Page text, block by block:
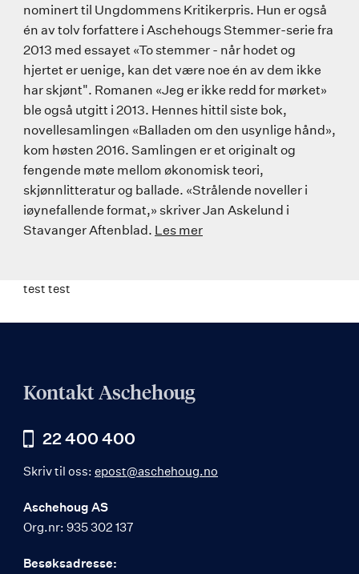
nominert til Ungdommens Kritikerpris. Hun er også
én av tolv forfattere i Aschehougs Stemmer-serie fra
2013 med essayet «To stemmer - når hodet og
hjertet er uenige, kan det være noe én av dem ikke
har skjønt". Romanen «Jeg er ikke redd for mørket»
ble også utgitt i 2013. Hennes hittil siste bok,
novellesamlingen «Balladen om den usynlige hånd»,
kom høsten 2016. Samlingen er et originalt og
fengende møte mellom økonomisk teori,
skjønnlitteratur og ballade. «Strålende noveller i
iøynefallende format,» skriver Jan Askelund i
Stavanger Aftenblad. Les mer
test test
Kontakt Aschehoug
22 400 400
Skriv til oss: epost@aschehoug.no
Aschehoug AS
Org.nr: 935 302 137
Besøksadresse: